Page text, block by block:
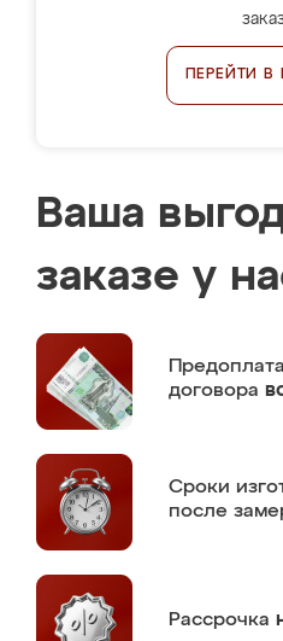
ПЕРЕЙТИ В
Ваша
заказе у
Предоплата
договора
Сроки
после
Рассрочка